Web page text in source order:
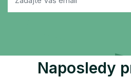
Naposledy